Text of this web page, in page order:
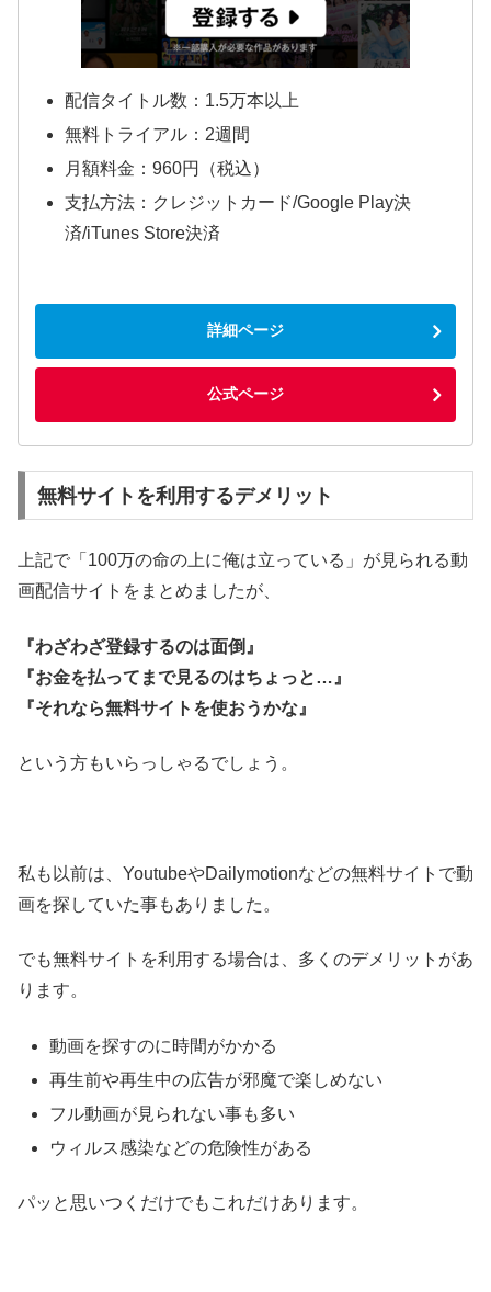
配信タイトル数：1.5万本以上
無料トライアル：2週間
月額料金：960円（税込）
支払方法：クレジットカード/Google Play決
済/iTunes Store決済
詳細ページ
公式ページ
無料サイトを利用するデメリット
上記で「100万の命の上に俺は立っている」が見られる動
画配信サイトをまとめましたが、
『わざわざ登録するのは面倒』
『お金を払ってまで見るのはちょっと…』
『それなら無料サイトを使おうかな』
という方もいらっしゃるでしょう。
私も以前は、YoutubeやDailymotionなどの無料サイトで動
画を探していた事もありました。
でも無料サイトを利用する場合は、多くのデメリットがあ
ります。
動画を探すのに時間がかかる
再生前や再生中の広告が邪魔で楽しめない
フル動画が見られない事も多い
ウィルス感染などの危険性がある
パッと思いつくだけでもこれだけあります。